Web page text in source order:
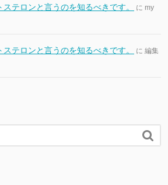
テロンと言うのを知るべきです。 に my
テロンと言うのを知るべきです。 に 編集
